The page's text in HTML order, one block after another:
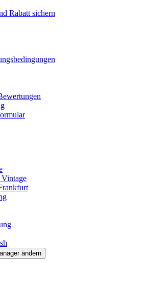
Rabatt sichern
Vintage
ändern